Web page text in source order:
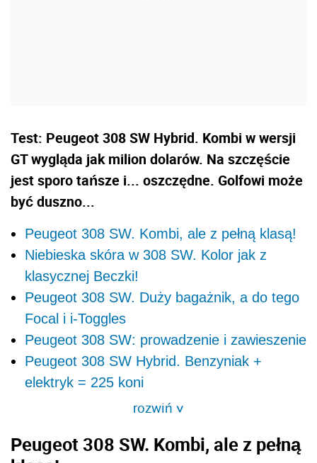
Test: Peugeot 308 SW Hybrid. Kombi w wersji
GT wygląda jak milion dolarów. Na szczęście
jest sporo tańsze i... oszczędne. Golfowi może
być duszno...
Peugeot 308 SW. Kombi, ale z pełną klasą!
Niebieska skóra w 308 SW. Kolor jak z
klasycznej Beczki!
Peugeot 308 SW. Duży bagażnik, a do tego
Focal i i-Toggles
Peugeot 308 SW: prowadzenie i zawieszenie
Peugeot 308 SW Hybrid. Benzyniak +
elektryk = 225 koni
rozwiń>
Peugeot 308 SW. Kombi, ale z pełną